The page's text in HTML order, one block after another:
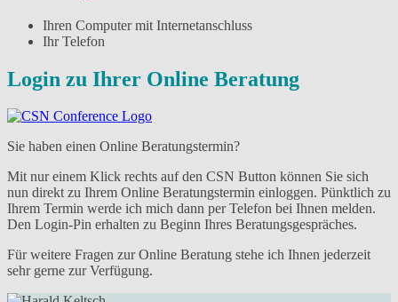
Ihren Computer mit Internetanschluss
Ihr Telefon
Login zu Ihrer Online Beratung
Sie haben einen Online Beratungstermin?
Mit nur einem Klick rechts auf den CSN Button können Sie sich
nun direkt zu Ihrem Online Beratungstermin einloggen. Pünktlich zu
Ihrem Termin werde ich mich dann per Telefon bei Ihnen melden.
Den Login-Pin erhalten zu Beginn Ihres Beratungsgespräches.
Für weitere Fragen zur Online Beratung stehe ich Ihnen jederzeit
sehr gerne zur Verfügung.